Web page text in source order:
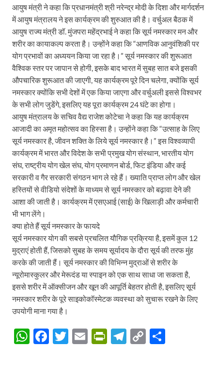
आयुष मंत्री ने कहा कि प्रधानमंत्री श्री नरेन्द्र मोदी के दिशा और मार्गदर्शन
में आयुष मंत्रालय ने इस कार्यक्रम की शुरुआत की है। वर्चुअल बैठक में
आयुष राज्य मंत्री डॉ. मुंजपरा महेंद्रभाई ने कहा कि सूर्य नमस्कार मन और
शरीर का कायाकल्प करता है। उन्होंने कहा कि “आणविक आनुवंशिकी पर
योग प्रभावों का अध्ययन किया जा रहा है।” सूर्य नमस्कार की शुरूआत
वैश्विक स्तर पर जापान से होगी, इसके बाद भारत में सुबह सात बजे इसकी
औपचारिक शुरूआत की जाएगी, यह कार्यक्रम पूरे दिन चलेगा, क्योंकि सूर्य
नमस्कार क्योंकि सभी देशों में एक किया जाएगा और वर्चुअली इससे विश्वभर
के सभी लोग जुडेंगे, इसलिए यह पूरा कार्यक्रम 24 घंटे का होगा।
आयुष मंत्रालय के सचिव वैद्य राजेश कोटेचा ने कहा कि यह कार्यक्रम
आजादी का अमृत महोत्सव का हिस्सा है। उन्होंने कहा कि “उत्साह के लिए
सूर्य नमस्कार है, जीवन शक्ति के लिये सूर्य नमस्कार है।” इस विश्वव्यापी
कार्यक्रम में भारत और विदेश के सभी प्रमुख योग संस्थान, भारतीय योग
संघ, राष्ट्रीय योग खेल संघ, योग प्रमाणन बोर्ड, फिट इंडिया और कई
सरकारी व गैर सरकारी संगठन भाग ले रहे हैं। ख्याति प्राप्त लोग और खेल
हस्तियों से वीडियो संदेशों के माध्यम से सूर्य नमस्कार को बढ़ावा देने की
आशा की जाती है। कार्यक्रम में एसएआई (साई) के खिलाड़ी और कर्मचारी
भी भाग लेंगे।
क्या होते हैं सूर्य नमस्कार के फायदे
सूर्य नमस्कार योग की सबसे प्रचलित यौगिक प्रक्रिया है, इसमें कुल 12
मुद्राएं होती हैं, जिसको सुबह के समय सूर्यादय के दौरा सूर्य की तरफ मुंह
करके की जाती हैं। सूर्य नमस्कार की विभिन्न मुद्राओं से शरीर के
न्यूरोमास्कुलर और मेरूदंड या स्पाइन को एक साथ साधा जा सकता है,
इससे शरीर में ऑक्सीजन और खून की आपूर्ति बेहतर होती है, इसलिए सूर्य
नमस्कार शरीर के पूरे साइकोकॉस्मेटक व्यवस्था को सुचारू रखने के लिए
उपयोगी माना गया है।
W F
T
E
P
T
C